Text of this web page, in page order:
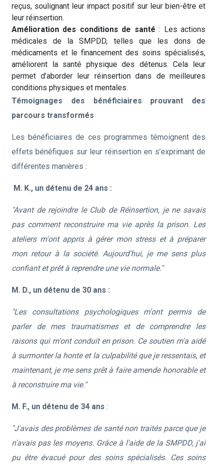
reçus, soulignant leur impact positif sur leur bien-être et
leur réinsertion.
Amélioration des conditions de santé : Les actions
médicales de la SMPDD, telles que les dons de
médicaments et le financement des soins spécialisés,
améliorent la santé physique des détenus. Cela leur
permet d’aborder leur réinsertion dans de meilleures
conditions physiques et mentales.
Témoignages des bénéficiaires prouvant des
parcours transformés
Les bénéficiaires de ces programmes témoignent des
effets bénéfiques sur leur réinsertion en s’exprimant de
différentes manières :
M. K., un détenu de 24 ans :
"Avant de rejoindre le Club de Réinsertion, je ne savais
pas comment reconstruire ma vie après la prison. Les
ateliers m'ont appris à gérer mon stress et à préparer
mon retour à la société. Aujourd'hui, je me sens plus
confiant et prêt à reprendre une vie normale."
M. D., un détenu de 30 ans :
"Les consultations psychologiques m'ont permis de
parler de mes traumatismes et de comprendre les
raisons qui m'ont conduit en prison. Ce soutien m'a aidé
à surmonter la honte et la culpabilité que je ressentais, et
maintenant, je me sens prêt à faire amende honorable et
à reconstruire ma vie."
M. F., un détenu de 34 ans :
"J'avais des problèmes de santé non traités parce que je
n'avais pas les moyens. Grâce à l'aide de la SMPDD, j'ai
pu être évacué pour des soins spécialisés. Ces soins